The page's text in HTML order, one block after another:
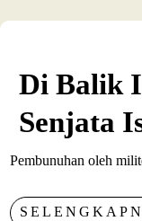
Di Balik
Senjata
Pembunuhan oleh